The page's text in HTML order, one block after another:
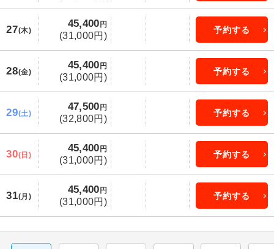
27(木)
45,400 円
(31,000円)
予約する
28(金)
45,400 円
(31,000円)
予約する
29(土)
47,500 円
(32,800円)
予約する
30(日)
45,400 円
(31,000円)
予約する
31(月)
45,400 円
(31,000円)
予約する